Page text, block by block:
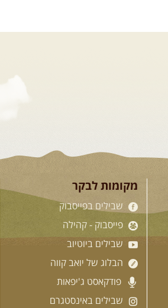
מקומות לבקר
שבילים בפייסבוק
פייסבוק - קהילה
שבילים ביוטיוב
הבלוג של יואב קווה
פודקאסט ג'יפאות
שבילים באינסטגרם